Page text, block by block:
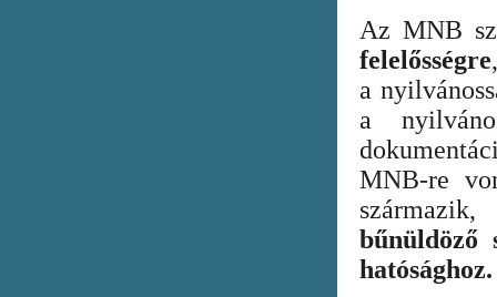
Az MNB
felelősségre
a
a
MNB-re
bűnüldöző
hatósághoz.